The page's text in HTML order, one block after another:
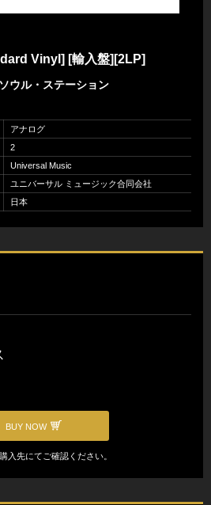
Vinyl] [輸入盤][2LP]
ウル・ステーション
アナログ
2
Universal Music
ユニバーサル ミュージック合同会社
日本
BUY NOW
入先にてご確認ください。